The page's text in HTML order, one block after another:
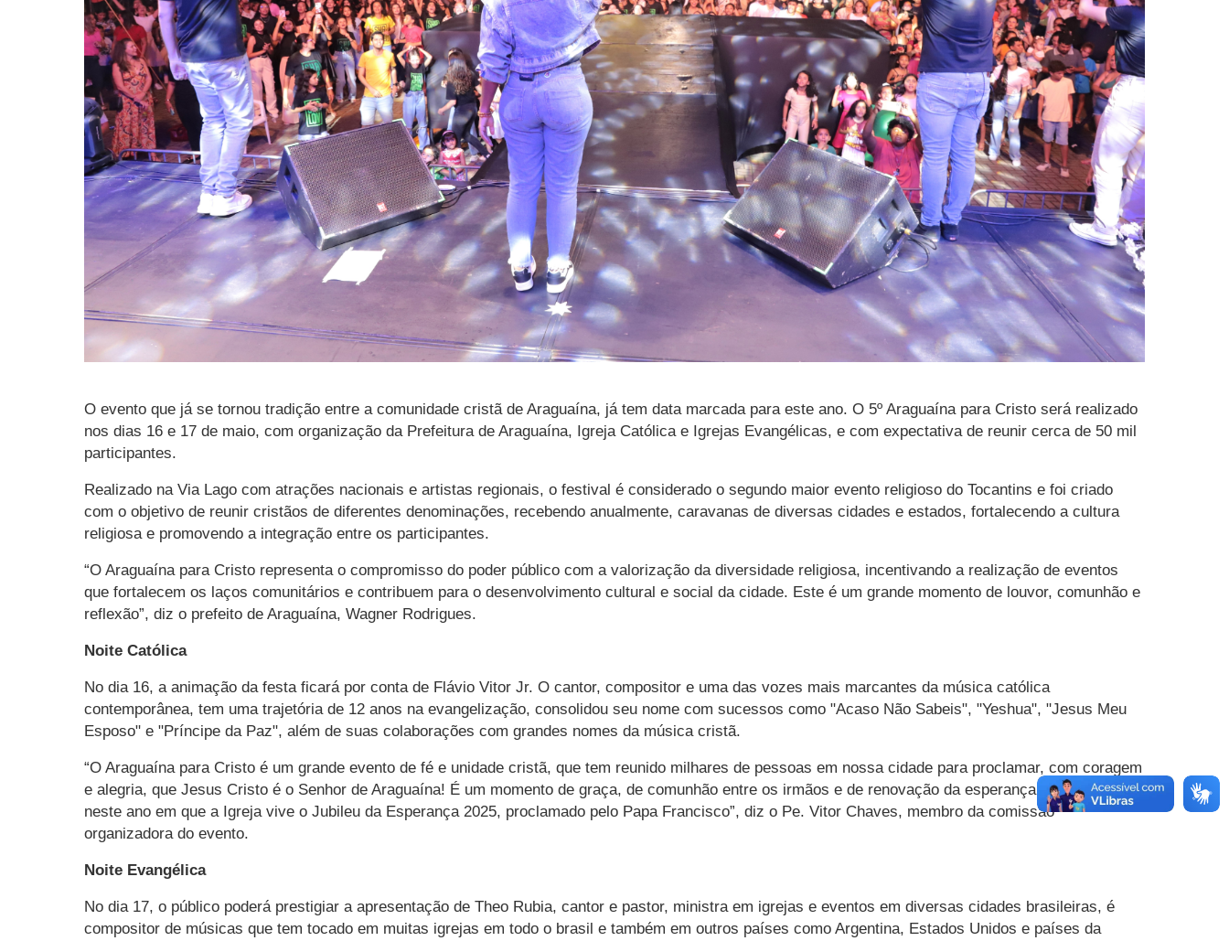
O evento que já se tornou tradição entre a comunidade cristã de Araguaína, já tem data marcada para este ano. O 5º Araguaína para Cristo será realizado
nos dias 16 e 17 de maio, com organização da Prefeitura de Araguaína, Igreja Católica e Igrejas Evangélicas, e com expectativa de reunir cerca de 50 mil
participantes.
Realizado na Via Lago com atrações nacionais e artistas regionais, o festival é considerado o segundo maior evento religioso do Tocantins e foi criado
com o objetivo de reunir cristãos de diferentes denominações, recebendo anualmente, caravanas de diversas cidades e estados, fortalecendo a cultura
religiosa e promovendo a integração entre os participantes.
“O Araguaína para Cristo representa o compromisso do poder público com a valorização da diversidade religiosa, incentivando a realização de eventos
que fortalecem os laços comunitários e contribuem para o desenvolvimento cultural e social da cidade. Este é um grande momento de louvor, comunhão e
reflexão”, diz o prefeito de Araguaína, Wagner Rodrigues.
Noite Católica
No dia 16, a animação da festa ficará por conta de Flávio Vitor Jr. O cantor, compositor e uma das vozes mais marcantes da música católica
contemporânea, tem uma trajetória de 12 anos na evangelização, consolidou seu nome com sucessos como "Acaso Não Sabeis", "Yeshua", "Jesus Meu
Esposo" e "Príncipe da Paz", além de suas colaborações com grandes nomes da música cristã.
“O Araguaína para Cristo é um grande evento de fé e unidade cristã, que tem reunido milhares de pessoas em nossa cidade para proclamar, com coragem
e alegria, que Jesus Cristo é o Senhor de Araguaína! É um momento de graça, de comunhão entre os irmãos e de renovação da esperança, especialmente
neste ano em que a Igreja vive o Jubileu da Esperança 2025, proclamado pelo Papa Francisco”, diz o Pe. Vitor Chaves, membro da comissão
organizadora do evento.
Noite Evangélica
No dia 17, o público poderá prestigiar a apresentação de Theo Rubia, cantor e pastor, ministra em igrejas e eventos em diversas cidades brasileiras, é
compositor de músicas que tem tocado em muitas igrejas em todo o brasil e também em outros países como Argentina, Estados Unidos e países da